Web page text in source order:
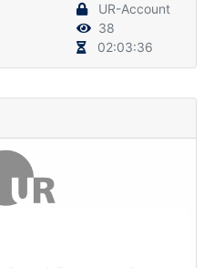
UR-Account
38
02:03:36